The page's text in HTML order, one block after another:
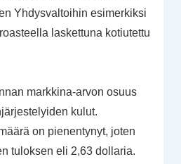
Yhdysvaltoihin esimerkiksi
laskettuna kotiutettu
markkina-arvon osuus
kulut.
on pienentynyt, joten
tuloksen eli 2,63 dollaria.